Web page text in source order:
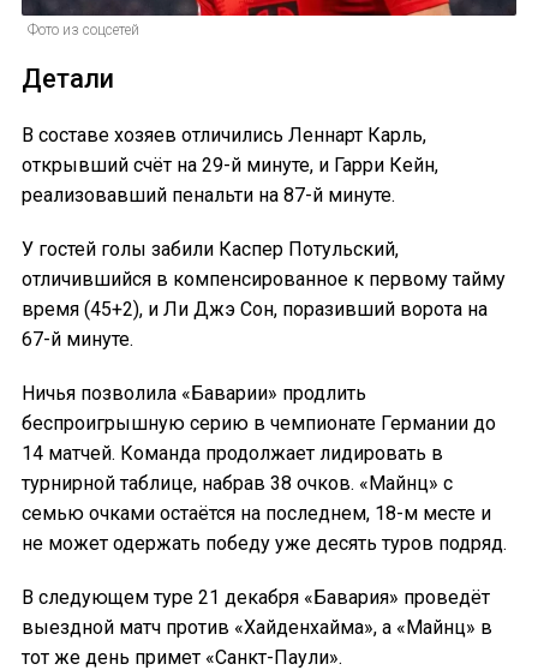
Фото из соцсетей
Детали
В составе хозяев отличились Леннарт Карль,
открывший счёт на 29-й минуте, и Гарри Кейн,
реализовавший пенальти на 87-й минуте.
У гостей голы забили Каспер Потульский,
отличившийся в компенсированное к первому тайму
время (45+2), и Ли Джэ Сон, поразивший ворота на
67-й минуте.
Ничья позволила «Баварии» продлить
беспроигрышную серию в чемпионате Германии до
14 матчей. Команда продолжает лидировать в
турнирной таблице, набрав 38 очков. «Майнц» с
семью очками остаётся на последнем, 18-м месте и
не может одержать победу уже десять туров подряд.
В следующем туре 21 декабря «Бавария» проведёт
выездной матч против «Хайденхайма», а «Майнц» в
тот же день примет «Санкт-Паули».